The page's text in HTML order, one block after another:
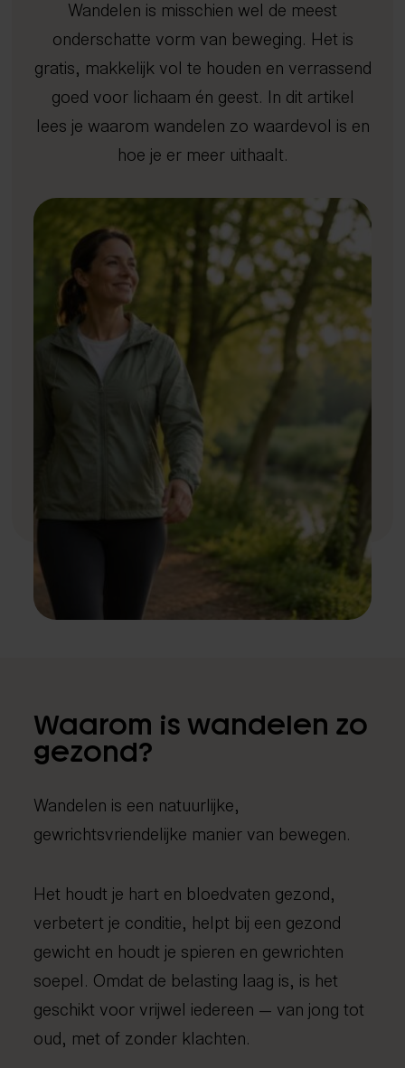
Rug- en nekklachten
Echografie
Chiropractie
Long Covid
herstelprogramma
Gratis screening
4D Rugscan
Dry needling
Focussed shockwave therapie
Manipulatie
Spierontspannende technieken
NESA therapie
Zuurstoftraining (IHHT)
Mobilisatie
Radiale shockwave therapie
Oefentherapie
Sportmassage
Zwangerschapsmassage
Mama massage
Medical taping
Fascial Manipulation
Afvallen met inzicht
Gezond oud worden
Peak Performance
Reintegratie & Werkvitaliteit
Sport
FAQ
Vacatures
Uden
Veghel
Nuenen
Gemert-Bakel
Kennisbank
Nieuws en blogs
Wetenschappelijke artikelen
Podcast
Expertisecentrum
Tarieven
Contact
Wandelen is misschien wel de meest
onderschatte vorm van beweging. Het is
gratis, makkelijk vol te houden en verrassend
goed voor lichaam én geest. In dit artikel
lees je waarom wandelen zo waardevol is en
hoe je er meer uithaalt.
Waarom is wandelen zo
gezond?
Wandelen is een natuurlijke,
gewrichtsvriendelijke manier van bewegen.
Het houdt je hart en bloedvaten gezond,
verbetert je conditie, helpt bij een gezond
gewicht en houdt je spieren en gewrichten
soepel. Omdat de belasting laag is, is het
geschikt voor vrijwel iedereen — van jong tot
oud, met of zonder klachten.